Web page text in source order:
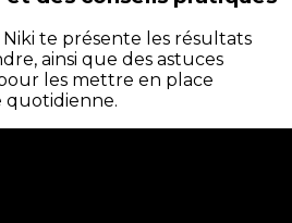
te présente les résultats
ainsi que des astuces
les mettre en place
quotidienne.